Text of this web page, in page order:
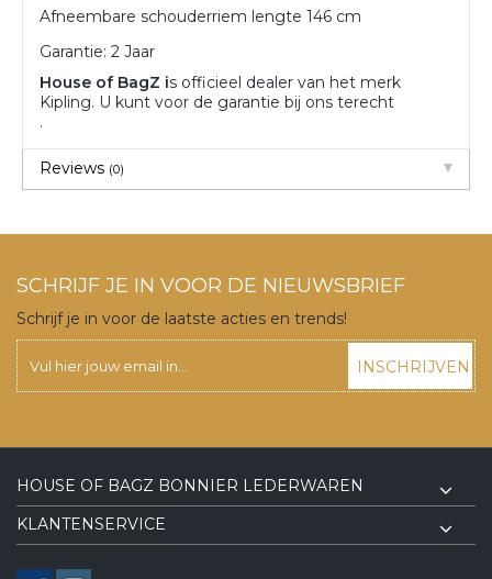
Afneembare schouderriem lengte 146 cm
Garantie: 2 Jaar
House of BagZ is officieel dealer van het merk
Kipling. U kunt voor de garantie bij ons terecht
.
Reviews (0)
SCHRIJF JE IN VOOR DE NIEUWSBRIEF
Schrijf je in voor de laatste acties en trends!
INSCHRIJVEN
HOUSE OF BAGZ BONNIER LEDERWAREN
KLANTENSERVICE